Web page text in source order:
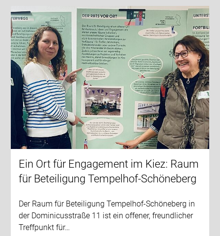
Ein Ort für Engagement im Kiez: Raum
für Beteiligung Tempelhof-Schöneberg
Der Raum für Beteiligung Tempelhof-Schöneberg in
der Dominicusstraße 11 ist ein offener, freundlicher
Treffpunkt für…